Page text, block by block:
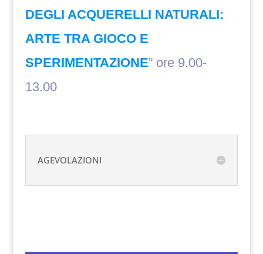
DEGLI ACQUERELLI NATURALI:
ARTE TRA GIOCO E
SPERIMENTAZIONE” ore 9.00-
13.00
AGEVOLAZIONI